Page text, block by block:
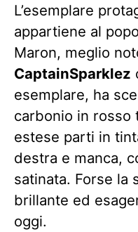
L’esemplare
appartiene al
Maron, meglio
CaptainSparklez
esemplare, ha
carbonio in rosso
estese parti in
destra e manca,
satinata. Forse la
brillante ed
oggi.